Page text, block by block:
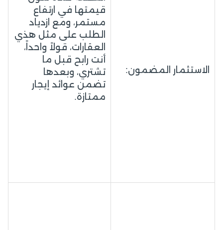
الاستثمار المضمون:
قيمتها في ارتفاع
مستمر، ومع ازدياد
الطلب على مثل هذي
العقارات، قولاً واحداً،
أنت رابح قبل ما
تشتري، وبعدها
تضمن عوائد إيجار
ممتازة.